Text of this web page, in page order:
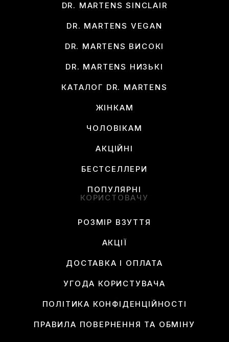
DR. MARTENS SINCLAIR
DR. MARTENS VEGAN
DR. MARTENS ВИСОКІ
DR. MARTENS НИЗЬКІ
КАТАЛОГ DR. MARTENS
ЖІНКАМ
ЧОЛОВІКАМ
АКЦІЙНІ
БЕСТСЕЛЛЕРИ
ПОПУЛЯРНІ
КОРИСТОВАЧУ
РОЗМІР ВЗУТТЯ
АКЦІЇ
ДОСТАВКА І ОПЛАТА
УГОДА КОРИСТУВАЧА
ПОЛІТИКА КОНФІДЕНЦІЙНОСТІ
ПРАВИЛА ПОВЕРНЕННЯ ТА ОБМІНУ